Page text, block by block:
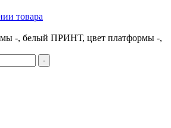
товара
-, белый ПРИНТ, цвет платформы -,
-